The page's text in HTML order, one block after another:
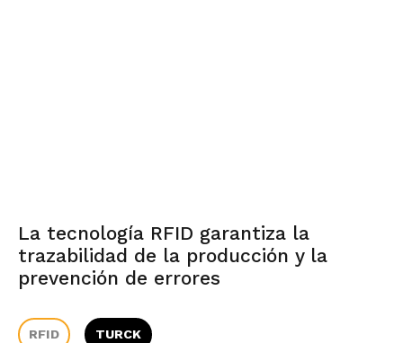
La tecnología RFID garantiza la
trazabilidad de la producción y la
prevención de errores
RFID TURCK